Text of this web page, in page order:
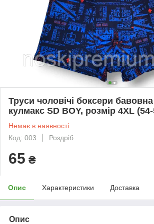
Труси чоловічі боксери
кулмакс SD BOY, розмір 4XL
Немає в наявності
Код: 003
Роздріб
65 ₴
Опис Характеристики Доставка
Опис